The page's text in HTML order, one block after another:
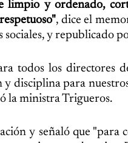
limpio y ordenado,
, dice el
sociales, y republicado
todos los directores
disciplina para
la ministra Trigueros.
y señaló que "para